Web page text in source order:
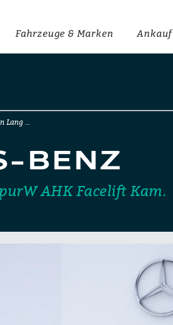
Fahrzeuge & Marken Ankauf
Lang …
BENZ
AHK Facelift Kam.